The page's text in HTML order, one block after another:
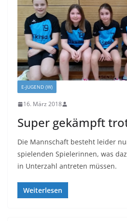
E-JUGEND (W)
16. März 2018
Super gekämpft
Die Mannschaft besteht leider
spielenden Spielerinnen, was
in Unterzahl antreten müssen.
Weiterlesen